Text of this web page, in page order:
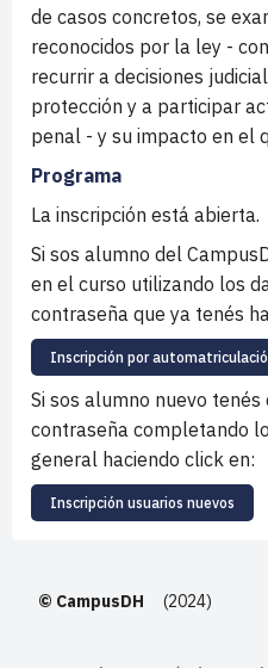
de casos concretos, se
reconocidos por la ley -
recurrir a decisiones
protección y a participar
penal - y su impacto en el
Programa
La inscripción está abierta.
Si sos alumno del
en el curso utilizando los
contraseña que ya tenés
Inscripción por
Si sos alumno nuevo
contraseña completando
general haciendo click en:
Inscripción usuarios nuevos
© CampusDH (2024)